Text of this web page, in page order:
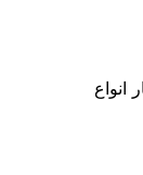
انواع